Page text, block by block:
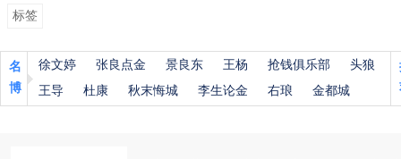
标签
名
博
徐文婷 张良点金 景良东 王杨 抢钱俱乐部
头狼
王导
杜康 秋末悔城 李生论金 右琅 金都城